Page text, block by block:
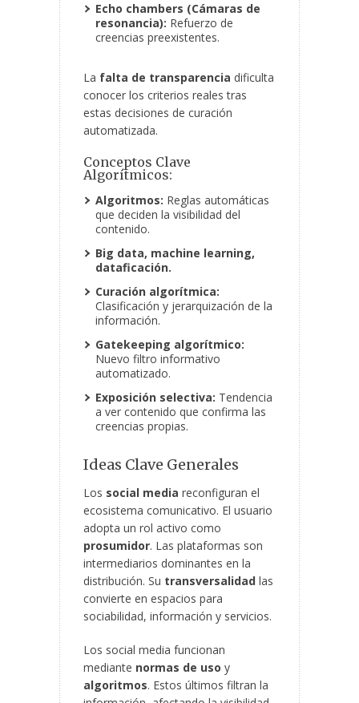
Echo chambers (Cámaras de
resonancia): Refuerzo de
creencias preexistentes.
La falta de transparencia dificulta
conocer los criterios reales tras
estas decisiones de curación
automatizada.
Conceptos Clave
Algorítmicos:
Algoritmos: Reglas automáticas
que deciden la visibilidad del
contenido.
Big data, machine learning,
dataficación.
Curación algorítmica:
Clasificación y jerarquización de la
información.
Gatekeeping algorítmico:
Nuevo filtro informativo
automatizado.
Exposición selectiva: Tendencia
a ver contenido que confirma las
creencias propias.
Ideas Clave Generales
Los social media reconfiguran el
ecosistema comunicativo. El usuario
adopta un rol activo como
prosumidor. Las plataformas son
intermediarios dominantes en la
distribución. Su transversalidad las
convierte en espacios para
sociabilidad, información y servicios.
Los social media funcionan
mediante normas de uso y
algoritmos. Estos últimos filtran la